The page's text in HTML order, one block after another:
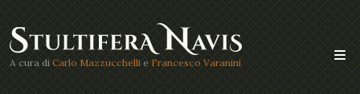
A cura di Carlo Mazzucchelli e Francesco Varanini